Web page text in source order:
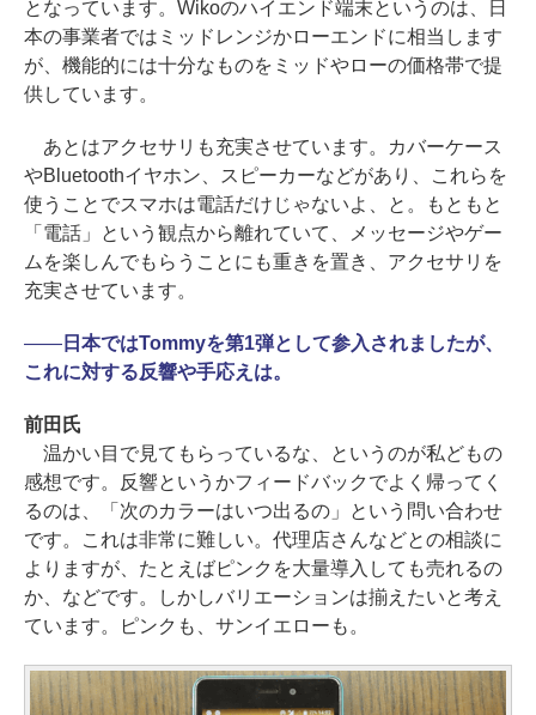
となっています。Wikoのハイエンド端末というのは、日
本の事業者ではミッドレンジかローエンドに相当します
が、機能的には十分なものをミッドやローの価格帯で提
供しています。
あとはアクセサリも充実させています。カバーケース
やBluetoothイヤホン、スピーカーなどがあり、これらを
使うことでスマホは電話だけじゃないよ、と。もともと
「電話」という観点から離れていて、メッセージやゲー
ムを楽しんでもらうことにも重きを置き、アクセサリを
充実させています。
――日本ではTommyを第1弾として参入されましたが、
これに対する反響や手応えは。
前田氏
温かい目で見てもらっているな、というのが私どもの
感想です。反響というかフィードバックでよく帰ってく
るのは、「次のカラーはいつ出るの」という問い合わせ
です。これは非常に難しい。代理店さんなどとの相談に
よりますが、たとえばピンクを大量導入しても売れるの
か、などです。しかしバリエーションは揃えたいと考え
ています。ピンクも、サンイエローも。